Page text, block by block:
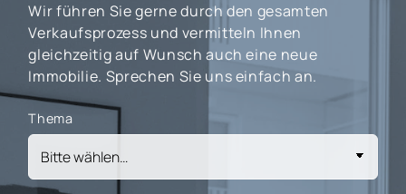
Wir führen Sie gerne durch den gesamten
Verkaufsprozess und vermitteln Ihnen
gleichzeitig auf Wunsch auch eine neue
Immobilie. Sprechen Sie uns einfach an.
Thema